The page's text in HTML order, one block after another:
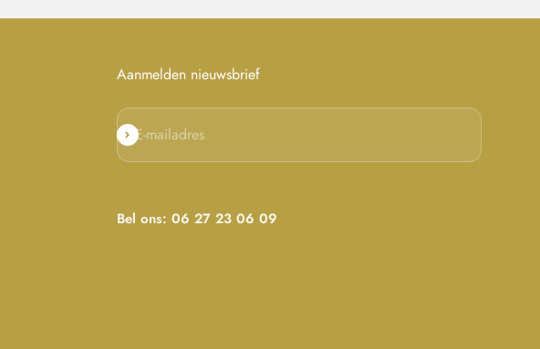
Aanmelden nieuwsbrief
E-mailadres
Abonneren
Bel ons: 06 27 23 06 09